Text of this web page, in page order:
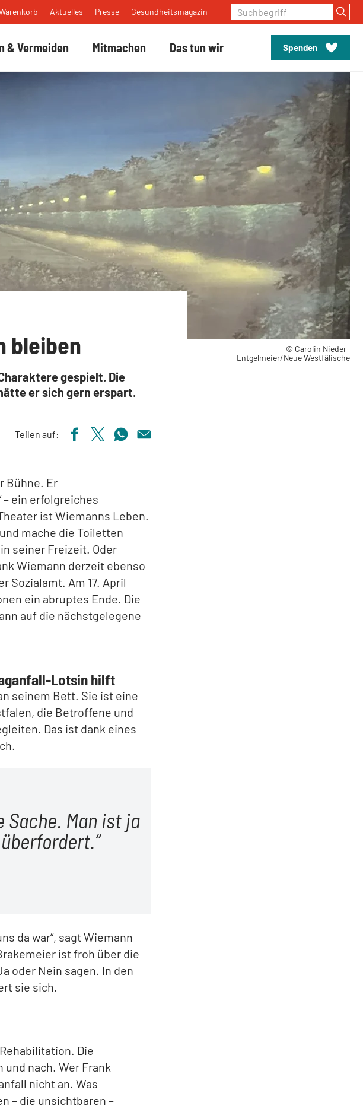
& Vermeiden Mitmachen Das tun wir Spenden
Aktuelles Presse Gesundheitsmagazin Suchbegriff
© Carolin Nieder-
Entgelmeier/Neue Westfälische
bleiben
gespielt. Die
er sich gern erspart.
Teilen auf:
Bühne. Er
– ein erfolgreiches
ist Wiemanns Leben.
mache die Toiletten
seiner Freizeit. Oder
Wiemann derzeit ebenso
Sozialamt. Am 17. April
ein abruptes Ende. Die
auf die nächstgelegene
Lotsin hilft
seinem Bett. Sie ist eine
die Betroffene und
Das ist dank eines
Sache. Man ist ja
da war“, sagt Wiemann
ist froh über die
oder Nein sagen. In den
sie sich.
Die
nach. Wer Frank
nicht an. Was
– die unsichtbaren –